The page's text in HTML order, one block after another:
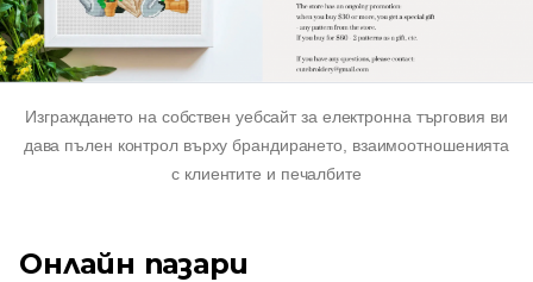
Изграждането на собствен уебсайт за електронна търговия ви
дава пълен контрол върху брандирането, взаимоотношенията
с клиентите и печалбите
Онлайн пазари